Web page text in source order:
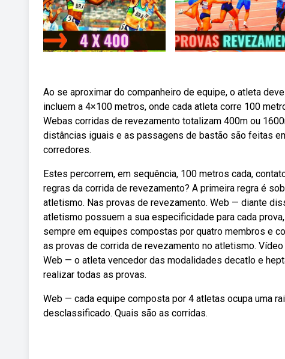
Ao se aproximar do companheiro de equipe, o atleta
incluem a 4×100 metros, onde cada atleta corre 100
Webas corridas de revezamento totalizam 400m ou
distâncias iguais e as passagens de bastão são feitas
corredores.
Estes percorrem, em sequência, 100 metros cada,
regras da corrida de revezamento? A primeira regra é
atletismo. Nas provas de revezamento. Web — diante
atletismo possuem a sua especificidade para cada
sempre em equipes compostas por quatro membros e
as provas de corrida de revezamento no atletismo.
Web — o atleta vencedor das modalidades decatlo e
realizar todas as provas.
Web — cada equipe composta por 4 atletas ocupa uma
desclassificado. Quais são as corridas.